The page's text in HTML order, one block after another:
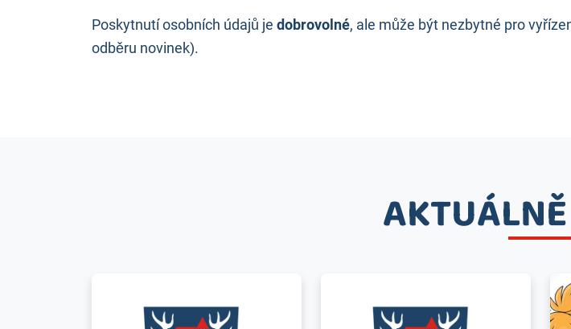
Poskytnutí osobních údajů je dobrovolné, ale může být nezbytné pro
odběru novinek).